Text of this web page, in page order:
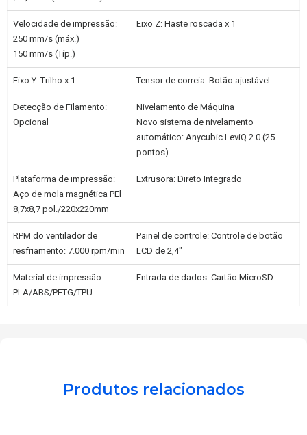
Velocidade de impressão:
250 mm/s (máx.)
150 mm/s (Típ.)
Eixo Z: Haste roscada x 1
Eixo Y: Trilho x 1 Tensor de correia: Botão ajustável
Detecção de Filamento:
Opcional
Nivelamento de Máquina
Novo sistema de nivelamento
automático: Anycubic LeviQ 2.0 (25
pontos)
Plataforma de impressão:
Aço de mola magnética PEl
8,7x8,7 pol./220x220mm
Extrusora: Direto Integrado
RPM do ventilador de
resfriamento: 7.000 rpm/min
Painel de controle: Controle de botão
LCD de 2,4"
Material de impressão:
PLA/ABS/PETG/TPU
Entrada de dados: Cartão MicroSD
Produtos relacionados